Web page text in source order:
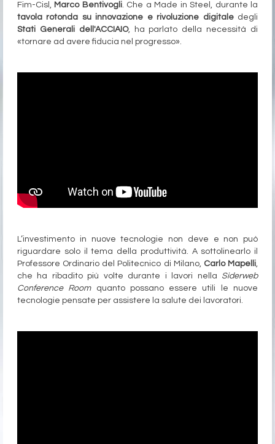
Fim-Cisl, Marco Bentivogli. Che a Made in Steel, durante la
tavola rotonda su innovazione e rivoluzione digitale degli
Stati Generali dell'ACCIAIO, ha parlato della necessità di
«tornare ad avere fiducia nel progresso».
L’investimento in nuove tecnologie non deve e non può
riguardare solo il tema della produttività. A sottolinearlo il
Professore Ordinario del Politecnico di Milano, Carlo Mapelli
che ha ribadito più volte durante i lavori nella Siderweb
Conference Roomquanto possano essere utili le nuove
tecnologie pensate per assistere la salute dei lavoratori.